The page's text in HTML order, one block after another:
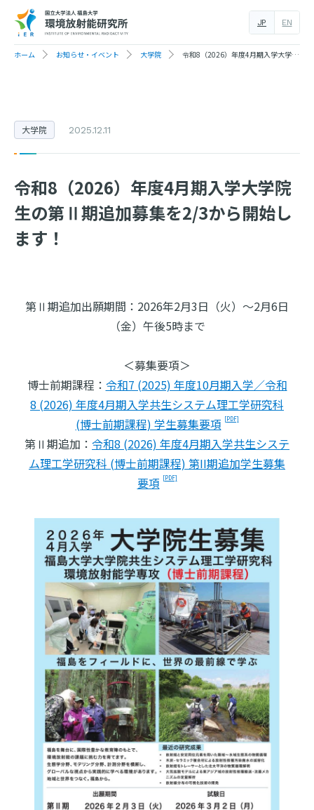
EN
JP
ホーム お知らせ・イベント 大学院 令和8（2026）年度4月期入学大学院生の第Ⅱ期追加募集を2/3から開始します！
令和8（2026）年度4月期入学大学院
生の第Ⅱ期追加募集を2/3から開始し
ます！
大学院 2025.12.11
第Ⅱ期追加出願期間：2026年2月3日（火）～2月6日
（金）午後5時まで
＜募集要項＞
博士前期課程： 令和7 (2025) 年度10月期入学／令和
8 (2026) 年度4月期入学共生システム理工学研究科
(博士前期課程) 学生募集要項
第Ⅱ期追加： 令和8 (2026) 年度4月期入学共生システ
ム理工学研究科 (博士前期課程) 第II期追加学生募集
要項